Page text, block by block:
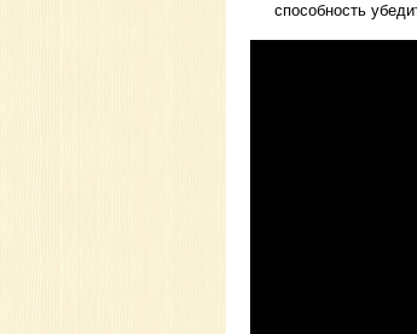
способность